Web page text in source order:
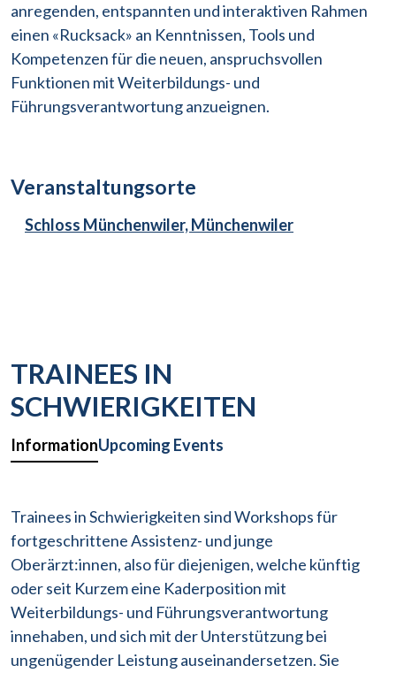
anregenden, entspannten und interaktiven Rahmen
einen «Rucksack» an Kenntnissen, Tools und
Kompetenzen für die neuen, anspruchsvollen
Funktionen mit Weiterbildungs- und
Führungsverantwortung anzueignen.
Veranstaltungsorte
Schloss Münchenwiler, Münchenwiler
TRAINEES IN
SCHWIERIGKEITEN
InformationUpcoming Events
Trainees in Schwierigkeiten sind Workshops für
fortgeschrittene Assistenz- und junge
Oberärzt:innen, also für diejenigen, welche künftig
oder seit Kurzem eine Kaderposition mit
Weiterbildungs- und Führungsverantwortung
innehaben, und sich mit der Unterstützung bei
ungenügender Leistung auseinandersetzen. Sie